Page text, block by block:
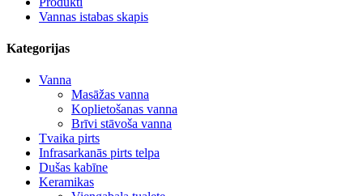
Vannas istabas skapis
Kategorijas
Vanna
Masāžas vanna
Koplietošanas vanna
Brīvi stāvoša vanna
Tvaika pirts
Infrasarkanās pirts telpa
Dušas kabīne
Keramikas